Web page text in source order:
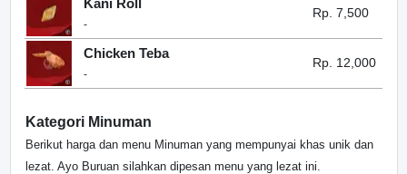
Kani Roll
-
Rp. 7,500
Chicken Teba
-
Rp. 12,000
Kategori Minuman
Berikut harga dan menu Minuman yang mempunyai khas unik dan
lezat. Ayo Buruan silahkan dipesan menu yang lezat ini.